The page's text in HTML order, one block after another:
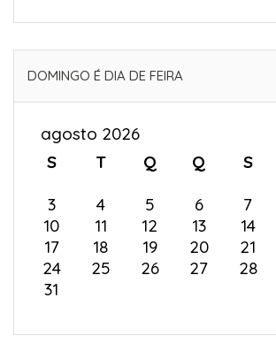
DOMINGO É DIA DE FEIRA
agosto 2026
S
T Q Q S
3
4 5 6 7
10
11 12 13 14
17
18 19 20 21
24
25 26 27 28
31